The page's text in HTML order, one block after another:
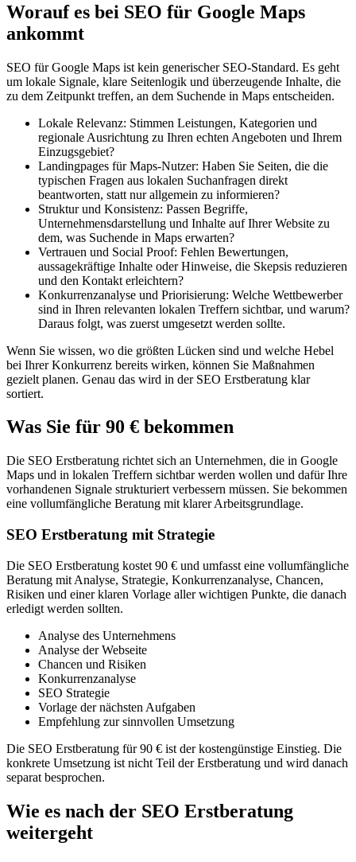
Worauf es bei SEO für Google Maps
ankommt
SEO für Google Maps ist kein generischer SEO-Standard. Es geht
um lokale Signale, klare Seitenlogik und überzeugende Inhalte, die
zu dem Zeitpunkt treffen, an dem Suchende in Maps entscheiden.
Lokale Relevanz: Stimmen Leistungen, Kategorien und
regionale Ausrichtung zu Ihren echten Angeboten und Ihrem
Einzugsgebiet?
Landingpages für Maps-Nutzer: Haben Sie Seiten, die die
typischen Fragen aus lokalen Suchanfragen direkt
beantworten, statt nur allgemein zu informieren?
Struktur und Konsistenz: Passen Begriffe,
Unternehmensdarstellung und Inhalte auf Ihrer Website zu
dem, was Suchende in Maps erwarten?
Vertrauen und Social Proof: Fehlen Bewertungen,
aussagekräftige Inhalte oder Hinweise, die Skepsis reduzieren
und den Kontakt erleichtern?
Konkurrenzanalyse und Priorisierung: Welche Wettbewerber
sind in Ihren relevanten lokalen Treffern sichtbar, und warum?
Daraus folgt, was zuerst umgesetzt werden sollte.
Wenn Sie wissen, wo die größten Lücken sind und welche Hebel
bei Ihrer Konkurrenz bereits wirken, können Sie Maßnahmen
gezielt planen. Genau das wird in der SEO Erstberatung klar
sortiert.
Was Sie für 90 € bekommen
Die SEO Erstberatung richtet sich an Unternehmen, die in Google
Maps und in lokalen Treffern sichtbar werden wollen und dafür Ihre
vorhandenen Signale strukturiert verbessern müssen. Sie bekommen
eine vollumfängliche Beratung mit klarer Arbeitsgrundlage.
SEO Erstberatung mit Strategie
Die SEO Erstberatung kostet 90 € und umfasst eine vollumfängliche
Beratung mit Analyse, Strategie, Konkurrenzanalyse, Chancen,
Risiken und einer klaren Vorlage aller wichtigen Punkte, die danach
erledigt werden sollten.
Analyse des Unternehmens
Analyse der Webseite
Chancen und Risiken
Konkurrenzanalyse
SEO Strategie
Vorlage der nächsten Aufgaben
Empfehlung zur sinnvollen Umsetzung
Die SEO Erstberatung für 90 € ist der kostengünstige Einstieg. Die
konkrete Umsetzung ist nicht Teil der Erstberatung und wird danach
separat besprochen.
Wie es nach der SEO Erstberatung
weitergeht